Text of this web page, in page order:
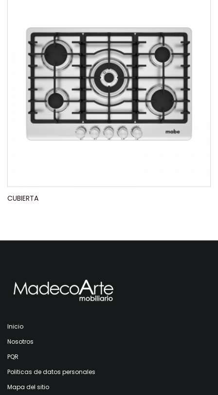
CUBIERTA
Inicio
Nosotros
PQR
Politicas de datos personales
Mapa del sitio